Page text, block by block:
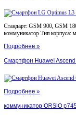
Стандарт: GSM 900, GSM
коммуникатор Тип корпуса:
Подробнее »
Смартфон Huawei
Подробнее »
коммуникатор ORSiO